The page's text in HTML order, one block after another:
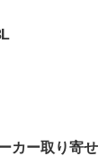
カー取り寄せ